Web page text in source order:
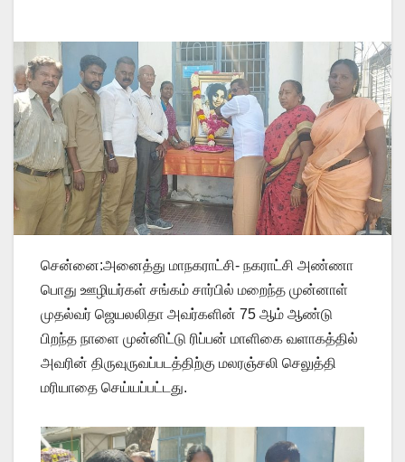
சென்னை:அனைத்து மாநகராட்சி- நகராட்சி அண்ணா
பொது ஊழியர்கள் சங்கம் சார்பில் மறைந்த முன்னாள்
முதல்வர் ஜெயலலிதா அவர்களின் 75 ஆம் ஆண்டு
பிறந்த நாளை முன்னிட்டு ரிப்பன் மாளிகை வளாகத்தில்
அவரின் திருவுருவப்படத்திற்கு மலரஞ்சலி செலுத்தி
மரியாதை செய்யப்பட்டது.